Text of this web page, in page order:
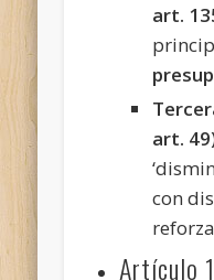
art.
art.
con
Artículo